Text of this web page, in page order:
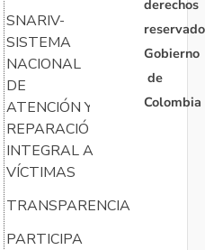
SNARIV-
SISTEMA
NACIONAL
DE
ATENCIÓN Y
REPARACIÓN
INTEGRAL A
VÍCTIMAS
TRANSPARENCIA
PARTICIPA
derechos
Gobierno
de
Colombia